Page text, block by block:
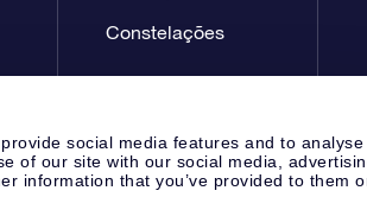
social media features and to analyse
of our site with our social media,
information that you’ve provided to them
Constelações